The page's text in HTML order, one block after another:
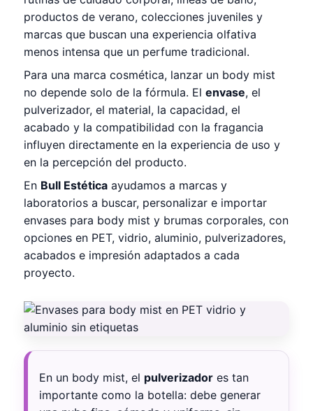
productos de verano, colecciones juveniles y
marcas que buscan una experiencia olfativa
menos intensa que un perfume tradicional.
Para una marca cosmética, lanzar un body mist
no depende solo de la fórmula. El envase, el
pulverizador, el material, la capacidad, el
acabado y la compatibilidad con la fragancia
influyen directamente en la experiencia de uso y
en la percepción del producto.
En Bull Estética ayudamos a marcas y
laboratorios a buscar, personalizar e importar
envases para body mist y brumas corporales, con
opciones en PET, vidrio, aluminio, pulverizadores,
acabados e impresión adaptados a cada
proyecto.
En un body mist, el pulverizador es tan
importante como la botella: debe generar